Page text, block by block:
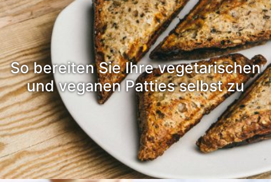
So bereiten Sie Ihre vegetarischen
und veganen Patties selbst zu